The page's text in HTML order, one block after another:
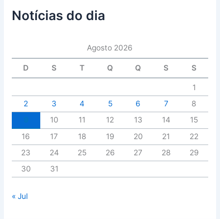
Notícias do dia
Agosto 2026
D S T Q Q S S
1
2
3 4 5 6 7
8
10 11 12 13 14
15
16
17 18 19 20 21
22
23
24 25 26 27 28
29
30
31
« Jul